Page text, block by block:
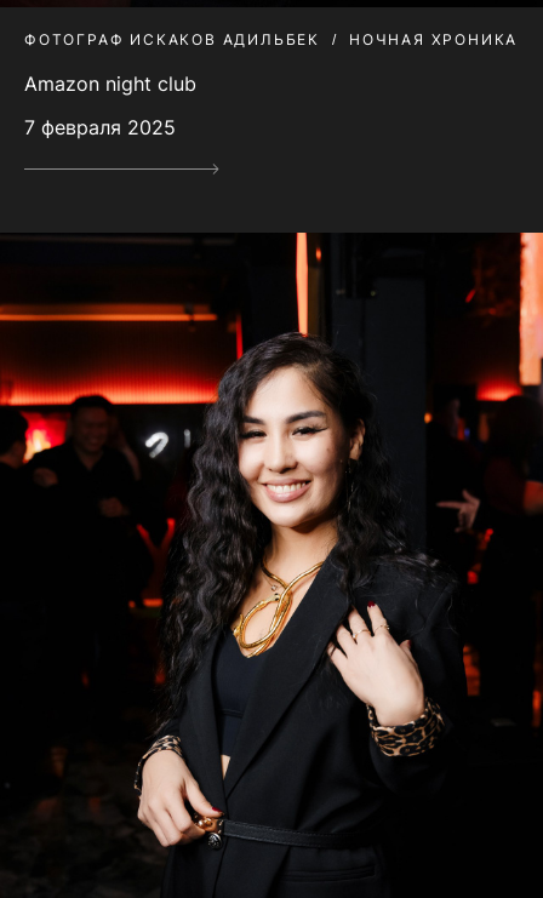
ФОТОГРАФ ИСКАКОВ АДИЛЬБЕК НОЧНАЯ ХРОНИКА
Amazon night club
7 февраля 2025